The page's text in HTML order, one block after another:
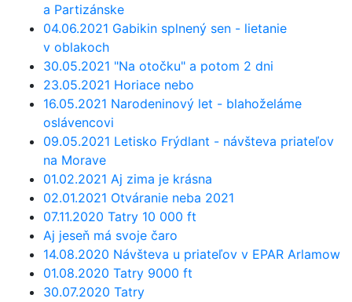
a Partizánske
04.06.2021 Gabikin splnený sen - lietanie
v oblakoch
30.05.2021 "Na otočku" a potom 2 dni
23.05.2021 Horiace nebo
16.05.2021 Narodeninový let - blahoželáme
oslávencovi
09.05.2021 Letisko Frýdlant - návšteva priateľov
na Morave
01.02.2021 Aj zima je krásna
02.01.2021 Otváranie neba 2021
07.11.2020 Tatry 10 000 ft
Aj jeseň má svoje čaro
14.08.2020 Návšteva u priateľov v EPAR Arlamow
01.08.2020 Tatry 9000 ft
30.07.2020 Tatry